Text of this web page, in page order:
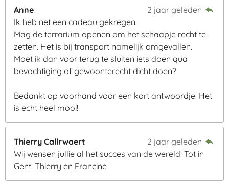
Anne
2 jaar geleden
Ik heb net een cadeau gekregen.
Mag de terrarium openen om het schaapje recht te
zetten. Het is bij transport namelijk omgevallen.
Moet ik dan voor terug te sluiten iets doen qua
bevochtiging of gewoonterecht dicht doen?
Bedankt op voorhand voor een kort antwoordje. Het
is echt heel mooi!
Thierry Callrwaert
2 jaar geleden
Wij wensen jullie al het succes van de wereld! Tot in
Gent. Thierry en Francine